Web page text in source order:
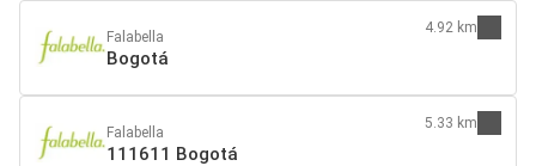
Falabella
Bogotá
4.92 km
Falabella
111611 Bogotá
5.33 km